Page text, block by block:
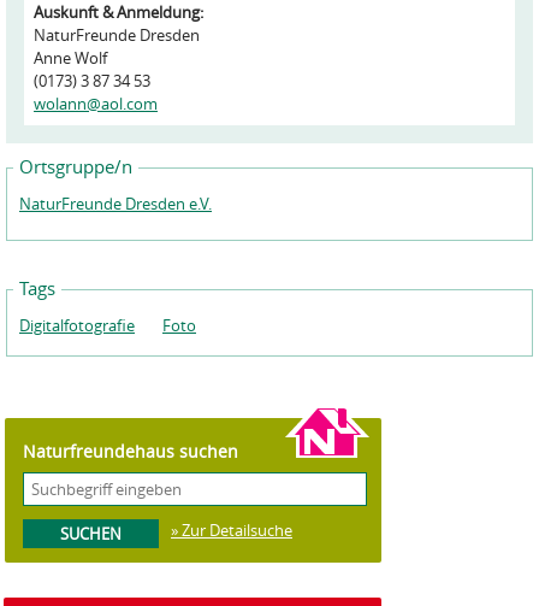
Auskunft & Anmeldung:
NaturFreunde Dresden
Anne Wolf
(0173) 3 87 34 53
wolann@aol.com
Ortsgruppe/n
NaturFreunde Dresden e.V.
Tags
Digitalfotografie Foto
Naturfreundehaus suchen
» Zur Detailsuche